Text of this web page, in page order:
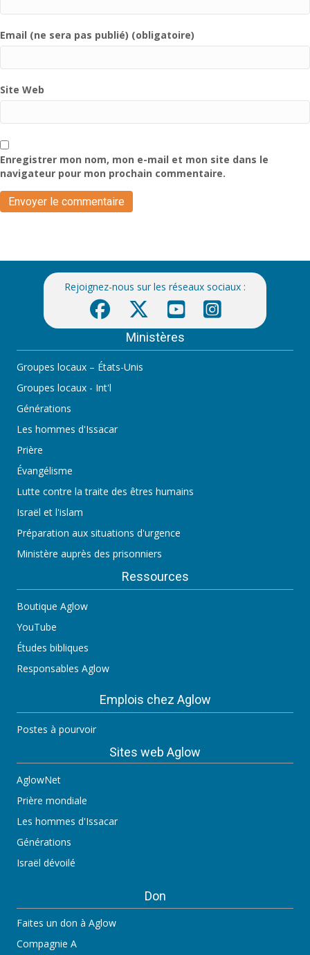
Email (ne sera pas publié) (obligatoire)
Site Web
Enregistrer mon nom, mon e-mail et mon site dans le
navigateur pour mon prochain commentaire.
Rejoignez-nous sur les réseaux sociaux :
Ministères
Groupes locaux – États-Unis
Groupes locaux - Int'l
Générations
Les hommes d'Issacar
Prière
Évangélisme
Lutte contre la traite des êtres humains
Israël et l'islam
Préparation aux situations d'urgence
Ministère auprès des prisonniers
Ressources
Boutique Aglow
YouTube
Études bibliques
Responsables Aglow
Emplois chez Aglow
Postes à pourvoir
Sites web Aglow
AglowNet
Prière mondiale
Les hommes d'Issacar
Générations
Israël dévoilé
Don
Faites un don à Aglow
Compagnie A